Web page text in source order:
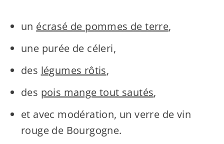
un écrasé de pommes de terre,
une purée de céleri,
des légumes rôtis,
des pois mange tout sautés,
et avec modération, un verre de vin
rouge de Bourgogne.